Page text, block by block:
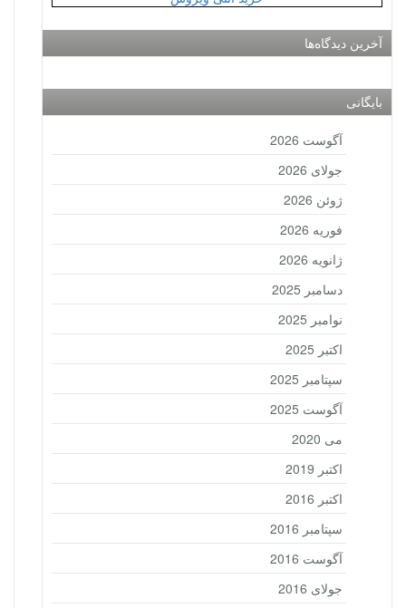
آخرین دیدگاه‌ها
بایگانی
آگوست 2026
جولای 2026
ژوئن 2026
فوریه 2026
ژانویه 2026
دسامبر 2025
نوامبر 2025
اکتبر 2025
سپتامبر 2025
آگوست 2025
می 2020
اکتبر 2019
اکتبر 2016
سپتامبر 2016
آگوست 2016
جولای 2016